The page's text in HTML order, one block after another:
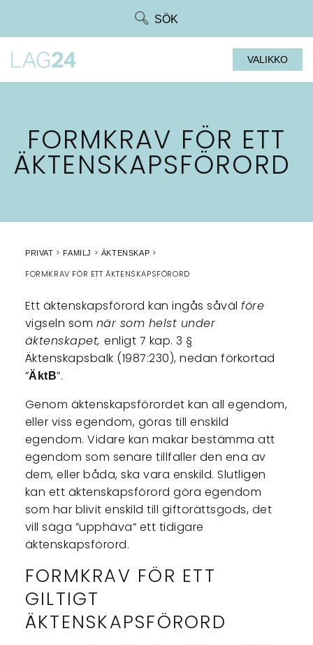
SÖK
VALIKKO
FORMKRAV FÖR ETT
ÄKTENSKAPSFÖRORD
PRIVAT FAMILJ ÄKTENSKAP
FORMKRAV FÖR ETT ÄKTENSKAPSFÖRORD
Ett äktenskapsförord kan ingås såvälföre
vigseln som när som helst under
äktenskapet,enligt 7 kap. 3 §
Äktenskapsbalk (1987:230), nedan förkortad
”ÄktB”.
Genom äktenskapsförordet kan all egendom,
eller viss egendom, göras till enskild
egendom. Vidare kan makar bestämma att
egendom som senare tillfaller den ena av
dem, eller båda, ska vara enskild. Slutligen
kan ett äktenskapsförord göra egendom
som har blivit enskild till giftorättsgods, det
vill säga ”upphäva” ett tidigare
äktenskapsförord.
FORMKRAV FÖR ETT
GILTIGT
ÄKTENSKAPSFÖRORD